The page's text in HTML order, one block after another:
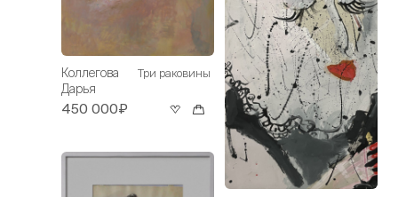
Коллегова
Дарья
Три раковины
450 000₽